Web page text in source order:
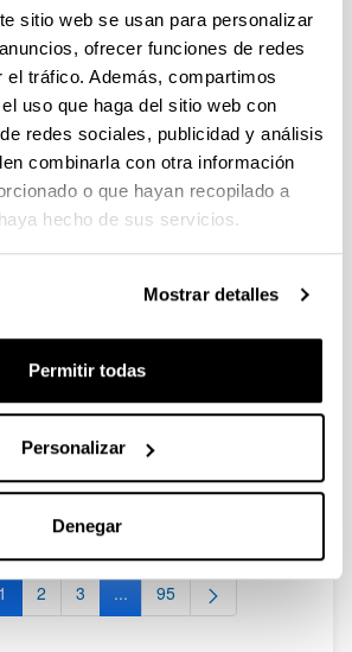
sitio web se usan para personalizar
ofrecer funciones de redes
el tráfico. Además, compartimos
uso que haga del sitio web con
redes sociales, publicidad y análisis
combinarla con otra información
o que hayan recopilado a
hecho de sus servicios.
Mostrar detalles
Permitir todas
Personalizar
Denegar
JUNIOR LEADER RETAINING
LA CONTRATACIÓN DE
DOCTOR EN LA UPV/EHU
de presentación de solicitudes: 03/06/2026 -
provisional de solicitudes admitidas y
Plazo alegaciones: del 17/07/2026
I PARA LA CONTRATACIÓN DE
EN FORMACIÓN EN LA EHU
DE INVESTIGACIÓN
Resolución Definitiva de concedidos y
Página
1 Página
2 Página
3 ...Páginas intermedias Use TAB
Página
95